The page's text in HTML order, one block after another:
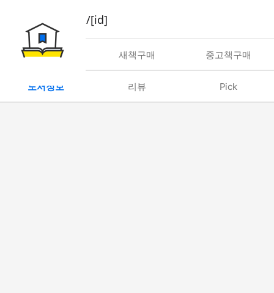
book/rent/[id]
대여 새책구매 중고책구매
도서정보 리뷰 Pick